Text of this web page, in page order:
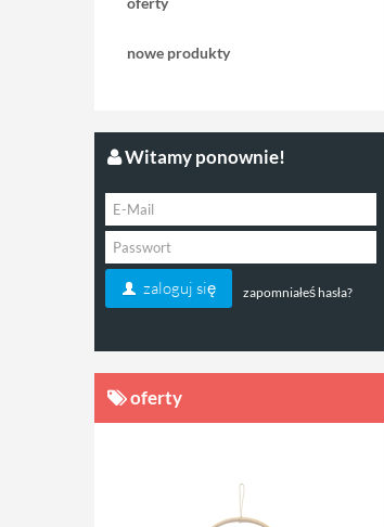
nowe produkty
Witamy ponownie!
zaloguj się zapomniałeś hasła?
oferty